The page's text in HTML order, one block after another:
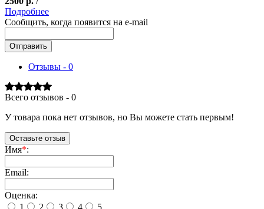
Подробнее
Сообщить, когда появится на e-mail
Отправить
Отзывы - 0
Всего отзывов - 0
У товара пока нет отзывов, но Вы можете стать первым!
Оставьте отзыв
Имя*:
Email:
Оценка:
1
2 3 4
5